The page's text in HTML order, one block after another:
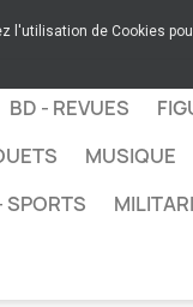
BD - REVUES
MUSIQUE
SPORTS
l'utilisation de Cookies